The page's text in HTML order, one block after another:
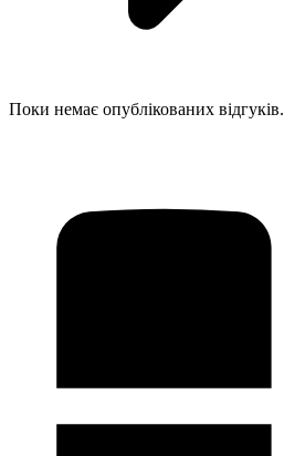
Поки немає опублікованих відгуків.